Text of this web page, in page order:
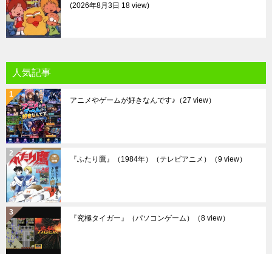
2026年8月3日 18 view
人気記事
アニメやゲームが好きなんです♪ （27 view）
『ふたり鷹』（1984年）（テレビアニメ） （9 view）
『究極タイガー』（パソコンゲーム） （8 view）